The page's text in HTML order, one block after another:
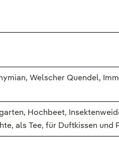
Welscher Quendel,
Hochbeet,
als Tee, für Duftkissen und